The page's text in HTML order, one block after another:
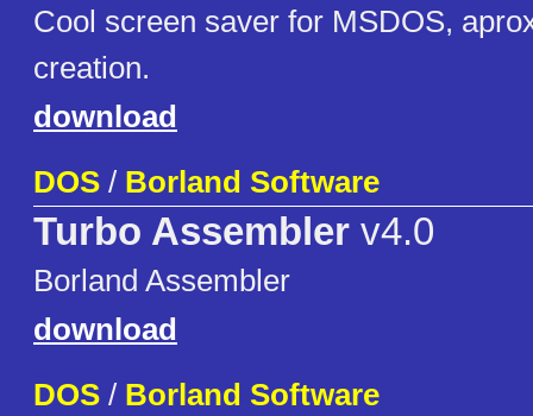
Cool screen saver for MSDOS,
creation.
download
DOS / Borland Software
Turbo Assembler v4.0
Borland Assembler
download
DOS / Borland Software